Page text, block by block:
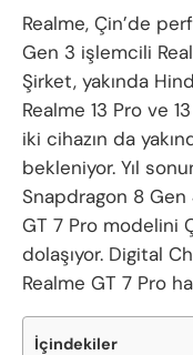
Realme, Çin’de
Gen 3 işlemcili
Şirket, yakında
Realme 13 Pro ve
iki cihazın da
bekleniyor. Yıl
Snapdragon 8 Gen
GT 7 Pro modelini
dolaşıyor. Digital
Realme GT 7 Pro
İçindekiler